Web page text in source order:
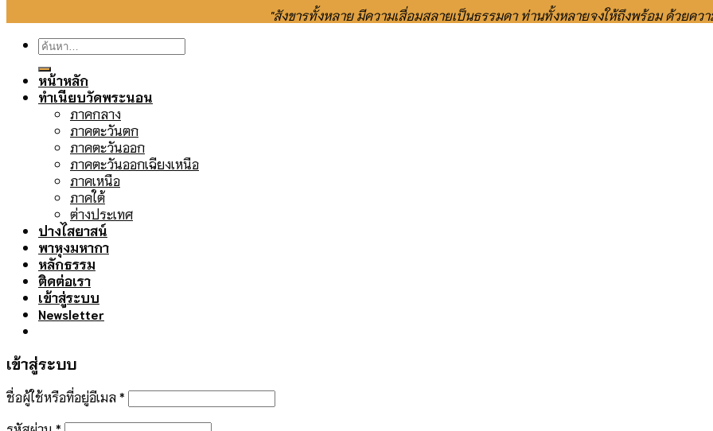
"สังขารทั้งหลาย มีความเสื่อมสลายเป็นธรรมดา ท่านทั้งหลายจงให้ถึงพร้อม ด้วยคว
ค้นหา:
หน้าหลัก
ทำเนียบวัดพระนอน
ภาคกลาง
ภาคตะวันตก
ภาคตะวันออก
ภาคตะวันออกเฉียงเหนือ
ภาคเหนือ
ภาคใต้
ต่างประเทศ
ปางไสยาสน์
พาหุงมหากา
หลักธรรม
ติดต่อเรา
เข้าสู่ระบบ
Newsletter
เข้าสู่ระบบ
ชื่อผู้ใช้หรือที่อยู่อีเมล*